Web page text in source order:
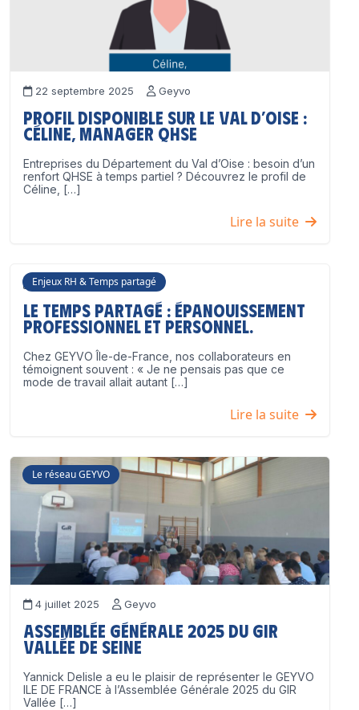
22 septembre 2025 Geyvo
Profil disponible sur le Val d’Oise :
Céline, Manager QHSE
Entreprises du Département du Val d’Oise : besoin d’un
renfort QHSE à temps partiel ? Découvrez le profil de
Céline, […]
Lire la suite
Enjeux RH & Temps partagé
17 juillet 2025 Geyvo
Le temps partagé : épanouissement
professionnel ET personnel.
Chez GEYVO Île-de-France, nos collaborateurs en
témoignent souvent : « Je ne pensais pas que ce
mode de travail allait autant […]
Lire la suite
Le réseau GEYVO
4 juillet 2025 Geyvo
Assemblée Générale 2025 du GIR
Vallée de Seine
Yannick Delisle a eu le plaisir de représenter le GEYVO
ILE DE FRANCE à l’Assemblée Générale 2025 du GIR
Vallée […]